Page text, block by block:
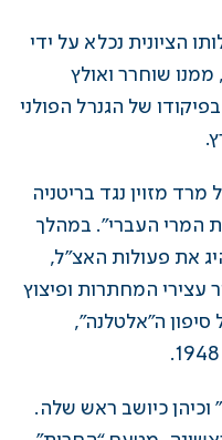
הציונית נכלא על ידי
שוחרר ואולץ
של הגנרל הפולני
מזוין נגד בריטניה
המרי העברי”. במהלך
את פעולות האצ”ל,
עצירי המחתרות ופיצוץ
ה”אלטלנה”,
וכיהן כיושב ראש שלה.